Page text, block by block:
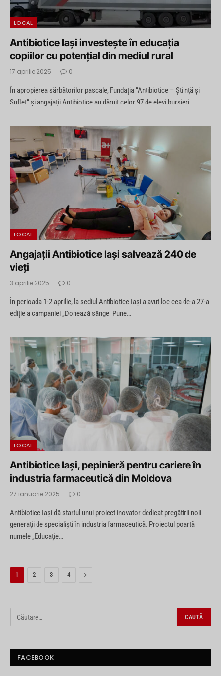
LOCAL
Antibiotice Iași investește în educația
copiilor cu potențial din mediul rural
17 aprilie 2025 0
În apropierea sărbătorilor pascale, Fundația “Antibiotice – Știință și
Suflet” și angajații Antibiotice au dăruit celor 97 de elevi bursieri…
LOCAL
Angajații Antibiotice Iași salvează 240 de
vieți
3 aprilie 2025 0
În perioada 1-2 aprilie, la sediul Antibiotice Iași a avut loc cea de-a 27-a
ediție a campaniei „Donează sânge! Pune…
LOCAL
Antibiotice Iași, pepinieră pentru cariere în
industria farmaceutică din Moldova
27 ianuarie 2025 0
Antibiotice Iași dă startul unui proiect inovator dedicat pregătirii noii
generații de specialiști în industria farmaceutică. Proiectul poartă
numele „Educație…
1 2 3 4 Next
FACEBOOK